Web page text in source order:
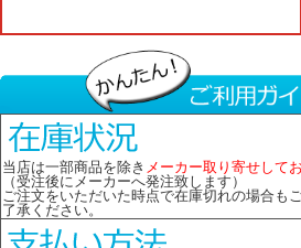
当店は一部商品を除き メーカー取り寄せして
（受注後にメーカーへ発注致します）
ご注文をいただいた時点で在庫切れの場合も
了承ください。